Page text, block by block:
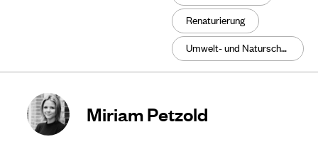
Renaturierung
Umwelt- und Naturschutz
Miriam Petzold